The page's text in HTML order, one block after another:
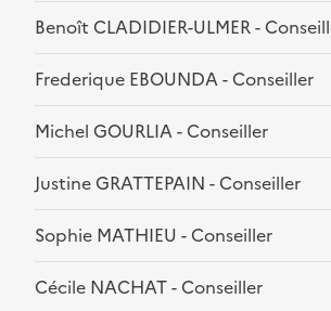
Benoît CLADIDIER-ULMER -
Frederique EBOUNDA - Conseiller
Michel GOURLIA - Conseiller
Justine GRATTEPAIN - Conseiller
Sophie MATHIEU - Conseiller
Cécile NACHAT - Conseiller